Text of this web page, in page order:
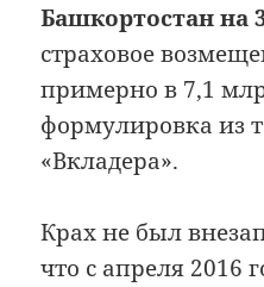
Башкортостан на
страховое
примерно в 7,1
формулировка из
«Вкладера».
Крах не был
что с апреля 2016